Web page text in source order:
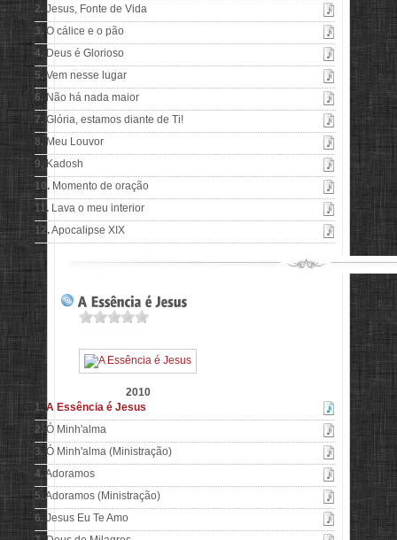
2. Jesus, Fonte de Vida
3. O cálice e o pão
4. Deus é Glorioso
5. Vem nesse lugar
6. Não há nada maior
7. Glória, estamos diante de Ti!
8. Meu Louvor
9. Kadosh
10. Momento de oração
11. Lava o meu interior
12.Apocalipse XIX
2010
1. A Essência é Jesus
2. Ó Minh'alma
3. Ó Minh'alma (Ministração)
4.Adoramos
5. Adoramos (Ministração)
6. Jesus Eu Te Amo